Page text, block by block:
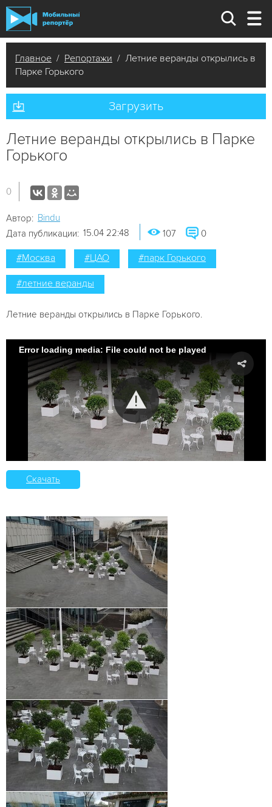
Главное / Репортажи / Летние веранды открылись в
Парке Горького
Загрузить
Летние веранды открылись в Парке
Горького
0
Автор: Bindu
Дата публикации: 15.04 22:48 107 0
#Москва #ЦАО #парк Горького
#летние веранды
Летние веранды открылись в Парке Горького.
Error loading media: File could not be played
Скачать